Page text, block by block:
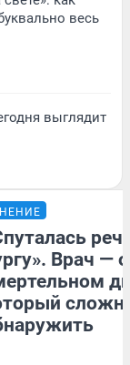
весь
выглядит
Врач — о